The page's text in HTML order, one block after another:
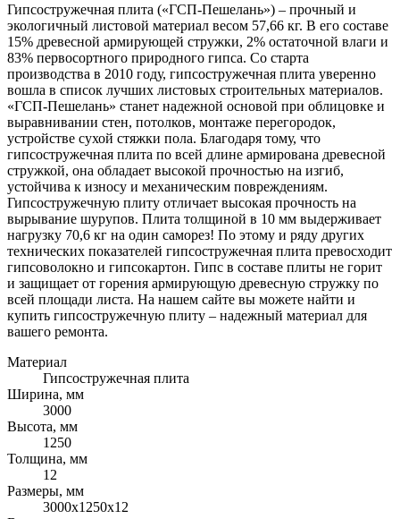
Гипсостружечная плита («ГСП-Пешелань») – прочный и
экологичный листовой материал весом 57,66 кг. В его составе
15% древесной армирующей стружки, 2% остаточной влаги и
83% первосортного природного гипса. Со старта
производства в 2010 году, гипсостружечная плита уверенно
вошла в список лучших листовых строительных материалов.
«ГСП-Пешелань» станет надежной основой при облицовке и
выравнивании стен, потолков, монтаже перегородок,
устройстве сухой стяжки пола. Благодаря тому, что
гипсостружечная плита по всей длине армирована древесной
стружкой, она обладает высокой прочностью на изгиб,
устойчива к износу и механическим повреждениям.
Гипсостружечную плиту отличает высокая прочность на
вырывание шурупов. Плита толщиной в 10 мм выдерживает
нагрузку 70,6 кг на один саморез! По этому и ряду других
технических показателей гипсостружечная плита превосходит
гипсоволокно и гипсокартон. Гипс в составе плиты не горит
и защищает от горения армирующую древесную стружку по
всей площади листа. На нашем сайте вы можете найти и
купить гипсостружечную плиту – надежный материал для
вашего ремонта.
Материал
Гипсостружечная плита
Ширина, мм
3000
Высота, мм
1250
Толщина, мм
12
Размеры, мм
3000х1250х12